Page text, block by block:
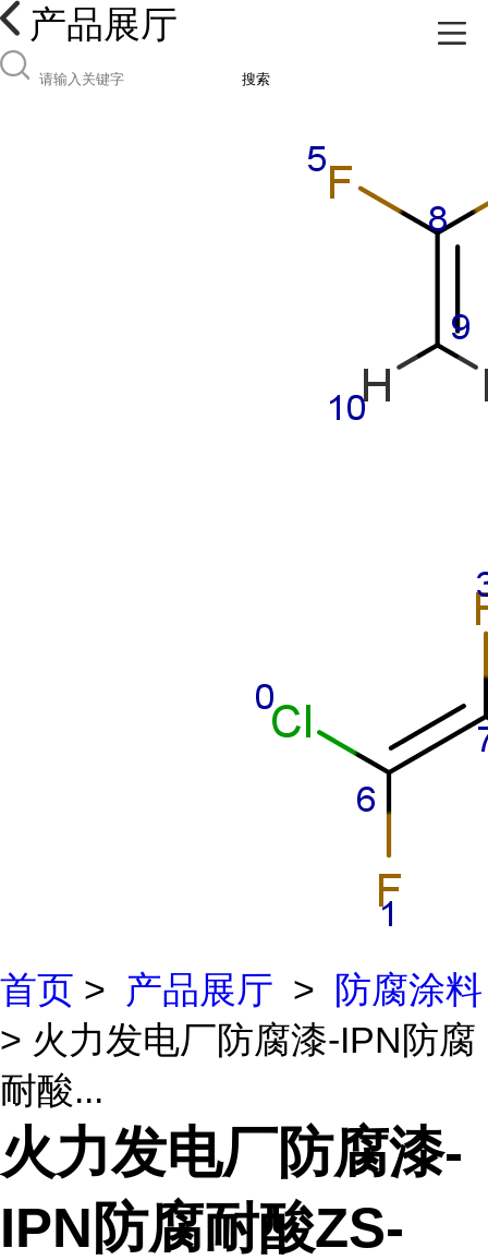
产品展厅
搜索
首页 > 产品展厅 >
防腐涂料
> 火力发电厂防腐漆-IPN防腐
耐酸...
火力发电厂防腐漆-
IPN防腐耐酸ZS-